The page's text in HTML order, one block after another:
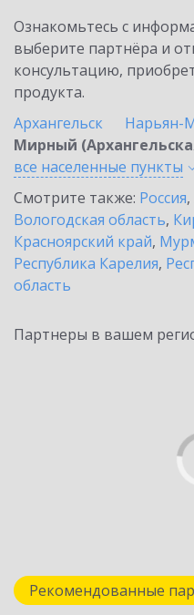
Ознакомьтесь с
выберите партнёра и
консультацию,
продукта.
Архангельск
Нарьян-
Мирный
все населенные пункты
Смотрите также: Россия,
Вологодская область,
Красноярский край,
Республика Карелия,
область
Партнеры в вашем
Рекомендованные